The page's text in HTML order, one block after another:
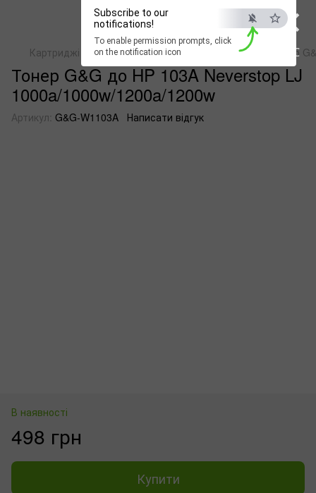
×
ESC
Subscribe to our
notifications!
To enable permission prompts, click
on the notification icon
Картриджі для лазерних монохромних пристроїв Тонер
Тонер G&G до HP 103A Neverstop LJ
1000a/1000w/1200a/1200w
Артикул: G&G-W1103A Написати відгук
В наявності
498 грн
Купити